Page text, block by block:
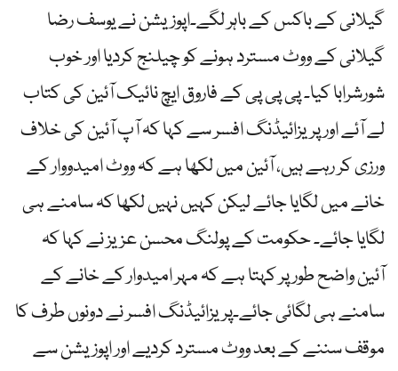
گیلانی کے باکس کے باہر لگے۔اپوزیشن نے یوسف رضا
گیلانی کے ووٹ مسترد ہونے کو چیلنج کردیا اور خوب
شورشرابا کیا۔ پی پی پی کے فاروق ایچ نائیک آئین کی کتاب
لے آئے اور پریزائیڈنگ افسر سے کہا کہ آپ آئین کی خلاف
ورزی کر رہے ہیں، آئین میں لکھا ہے کہ ووٹ امیدووار کے
خانے میں لگایا جائے لیکن کہیں نہیں لکھا کہ سامنے ہی
لگایا جائے۔ حکومت کے پولنگ محسن عزیز نے کہا کہ
آئین واضح طور پر کہتا ہے کہ مہر امیدوار کے خانے کے
سامنے ہی لگائی جائے۔پریزائیڈنگ افسر نے دونوں طرف کا
موقف سننے کے بعد ووٹ مسترد کردیے اور اپوزیشن سے